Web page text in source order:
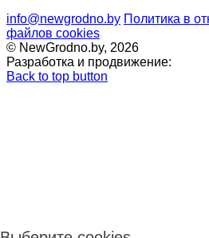
info@newgrodno.by Политика в
файлов cookies
© NewGrodno.by, 2026
Разработка и продвижение:
Back to top button